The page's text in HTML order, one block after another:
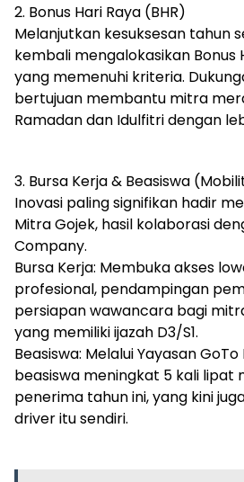
​2. Bonus Hari Raya (BHR)
​Melanjutkan kesuksesan tahun
kembali mengalokasikan Bonus
yang memenuhi kriteria.
bertujuan membantu mitra
Ramadan dan Idulfitri dengan
3. Bursa Kerja & Beasiswa
​Inovasi paling signifikan hadir
Mitra Gojek, hasil kolaborasi
Company.
​Bursa Kerja: Membuka akses
profesional, pendampingan
persiapan wawancara bagi
yang memiliki ijazah D3/S1.
​Beasiswa: Melalui Yayasan
beasiswa meningkat 5 kali lipat
penerima tahun ini, yang kini
driver itu sendiri.